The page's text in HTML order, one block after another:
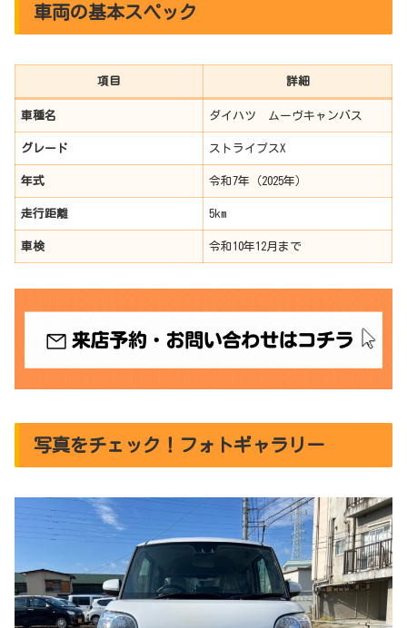
車両の基本スペック
項目 詳細
車種名 ダイハツ ムーヴキャンバス
グレード ストライプスX
年式 令和7年（2025年）
走行距離 5km
車検 令和10年12月まで
写真をチェック！フォトギャラリー